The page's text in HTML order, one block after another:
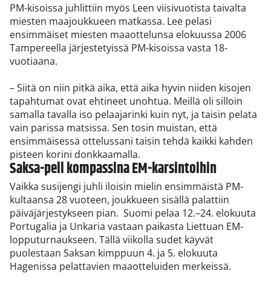
PM-kisoissa juhlittiin myös Leen viisivuotista taivalta
miesten maajoukkueen matkassa. Lee pelasi
ensimmäiset miesten maaottelunsa elokuussa 2006
Tampereella järjestetyissä PM-kisoissa vasta 18-
vuotiaana.
– Siitä on niin pitkä aika, että aika hyvin niiden kisojen
tapahtumat ovat ehtineet unohtua. Meillä oli silloin
samalla tavalla iso pelaajarinki kuin nyt, ja taisin pelata
vain parissa matsissa. Sen tosin muistan, että
ensimmäisessä ottelussani taisin tehdä kaikki kahden
pisteen korini donkkaamalla.
Saksa-peli kompassina EM-karsintoihin
Vaikka susijengi juhli iloisin mielin ensimmäistä PM-
kultaansa 28 vuoteen, joukkueen sisällä palattiin
päiväjärjestykseen pian. Suomi pelaa 12.–24. elokuuta
Portugalia ja Unkaria vastaan paikasta Liettuan EM-
lopputurnaukseen. Tällä viikolla sudet käyvät
puolestaan Saksan kimppuun 4. ja 5. elokuuta
Hagenissa pelattavien maaotteluiden merkeissä.